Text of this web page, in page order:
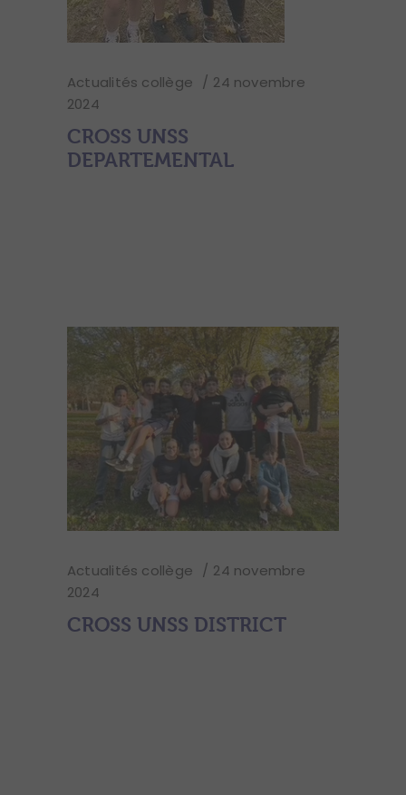
Actualités collège
24 novembre
2024
CROSS UNSS
DEPARTEMENTAL
Actualités collège
24 novembre
2024
CROSS UNSS DISTRICT